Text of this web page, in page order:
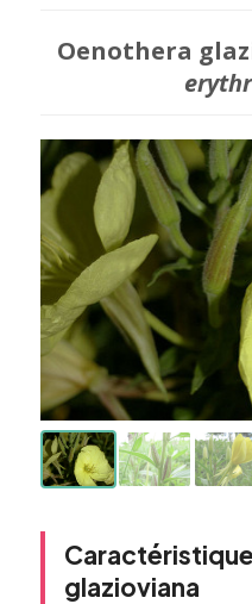
Oenothera
glazioviana